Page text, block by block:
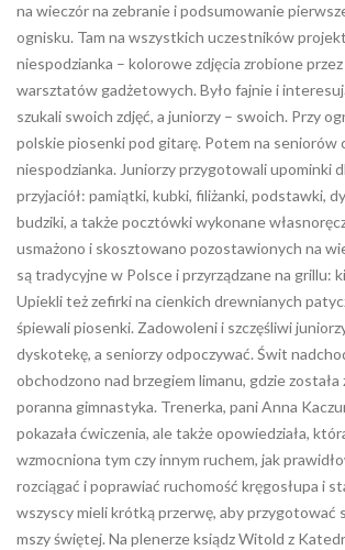
na wieczór na zebranie i podsumowanie
ognisku. Tam na wszystkich uczestników
niespodzianka – kolorowe zdjęcia zrobione
warsztatów gadżetowych. Było fajnie i
szukali swoich zdjęć, a juniorzy – swoich. Przy
polskie piosenki pod gitarę. Potem na seniorów
niespodzianka. Juniorzy przygotowali upominki
przyjaciół: pamiątki, kubki, filiżanki, podstawki,
budziki, a także pocztówki wykonane
usmażono i skosztowano pozostawionych na
są tradycyjne w Polsce i przyrządzane na grillu:
Upiekli też zefirki na cienkich drewnianych
śpiewali piosenki. Zadowoleni i szczęśliwi
dyskotekę, a seniorzy odpoczywać. Świt
obchodzono nad brzegiem limanu, gdzie została
poranna gimnastyka. Trenerka, pani Anna
pokazała ćwiczenia, ale także opowiedziała,
wzmocniona tym czy innym ruchem, jak
rozciągać i poprawiać ruchomość kręgosłupa i
wszyscy mieli krótką przerwę, aby przygotować
mszy świętej. Na plenerze ksiądz Witold z